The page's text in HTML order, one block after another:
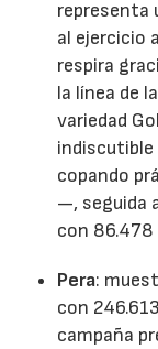
representa
al ejercicio
respira
la línea de
variedad
copando
—, seguida
con
Pera:
con
campaña